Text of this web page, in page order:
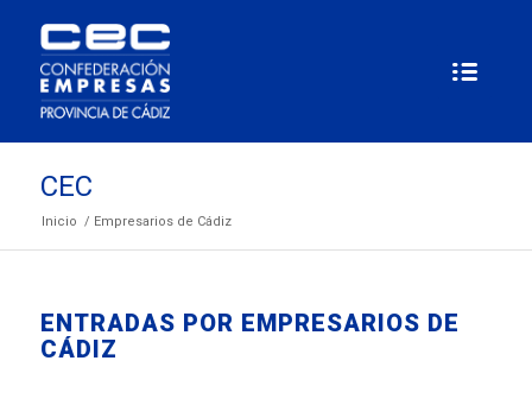
CEC
Inicio / Empresarios de Cádiz
ENTRADAS POR EMPRESARIOS DE
CÁDIZ